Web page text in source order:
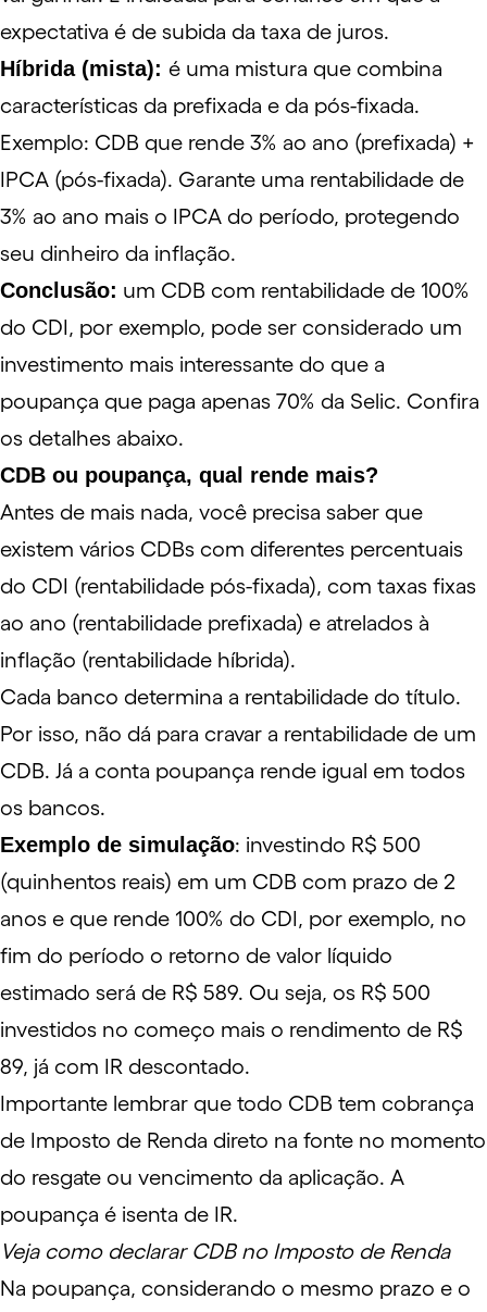
expectativa é de subida da taxa de juros.
Híbrida (mista): é uma mistura que combina
características da prefixada e da pós-fixada.
Exemplo: CDB que rende 3% ao ano (prefixada) +
IPCA (pós-fixada). Garante uma rentabilidade de
3% ao ano mais o IPCA do período, protegendo
seu dinheiro da inflação.
Conclusão: um CDB com rentabilidade de 100%
do CDI, por exemplo, pode ser considerado um
investimento mais interessante do que a
poupança que paga apenas 70% da Selic. Confira
os detalhes abaixo.
CDB ou poupança, qual rende mais?
Antes de mais nada, você precisa saber que
existem vários CDBs com diferentes percentuais
do CDI (rentabilidade pós-fixada), com taxas fixas
ao ano (rentabilidade prefixada) e atrelados à
inflação (rentabilidade híbrida).
Cada banco determina a rentabilidade do título.
Por isso, não dá para cravar a rentabilidade de um
CDB. Já a conta poupança rende igual em todos
os bancos.
Exemplo de simulação: investindo R$ 500
(quinhentos reais) em um CDB com prazo de 2
anos e que rende 100% do CDI, por exemplo, no
fim do período o retorno de valor líquido
estimado será de R$ 589. Ou seja, os R$ 500
investidos no começo mais o rendimento de R$
89, já com IR descontado.
Importante lembrar que todo CDB tem cobrança
de Imposto de Renda direto na fonte no momento
do resgate ou vencimento da aplicação. A
poupança é isenta de IR.
Veja como declarar CDB no Imposto de Renda
Na poupança, considerando o mesmo prazo e o